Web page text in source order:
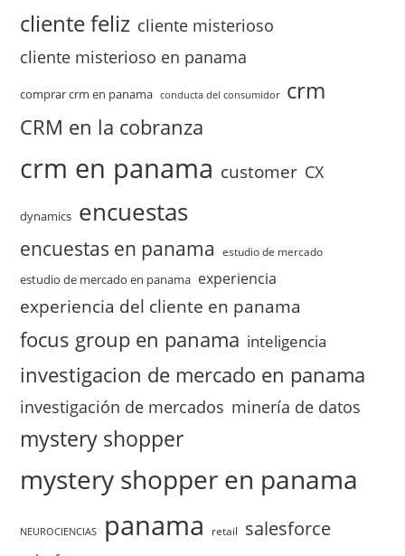
cliente feliz cliente misterioso
cliente misterioso en panama
comprar crm en panama conducta del consumidor crm
CRM en la cobranza
crm en panama customer CX
dynamics encuestas
encuestas en panama estudio de mercado
estudio de mercado en panama experiencia
experiencia del cliente en panama
focus group en panama inteligencia
investigacion de mercado en panama
investigación de mercados minería de datos
mystery shopper
mystery shopper en panama
NEUROCIENCIAS panama retail salesforce